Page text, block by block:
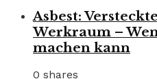
Asbest:
Werkraum –
machen kann
0 shares